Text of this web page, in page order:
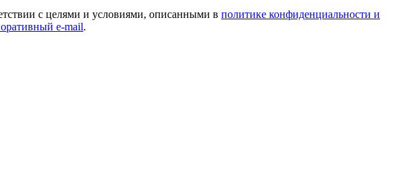
с целями и условиями, описанными в политике конфиденциальности и
e-mail.